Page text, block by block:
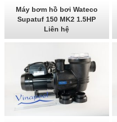
Máy bơm hồ bơi Wateco
Supatuf 150 MK2 1.5HP
Liên hệ